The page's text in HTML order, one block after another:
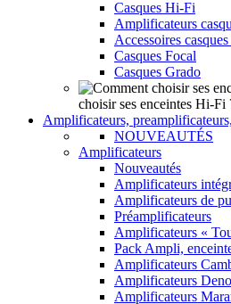
Casques Hi-Fi
Amplificateurs
Accessoires
Casques Focal
Casques Grado
choisir ses enceintes Hi-Fi
Amplificateurs,
NOUVEAUTÉS
Amplificateurs
Nouveautés
Amplificateurs
Amplificateurs de
Préamplificateurs
Amplificateurs «
Pack Ampli,
Amplificateurs
Amplificateurs
Amplificateurs